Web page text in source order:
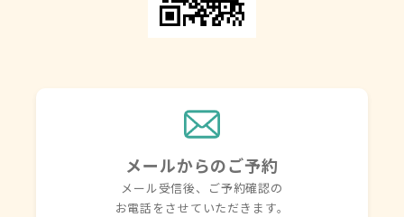
メールからのご予約
メール受信後、ご予約確認の
お電話をさせていただきます。